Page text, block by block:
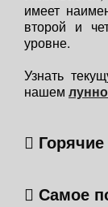
имеет
второй и
уровне.
Узнать
нашем
Самое